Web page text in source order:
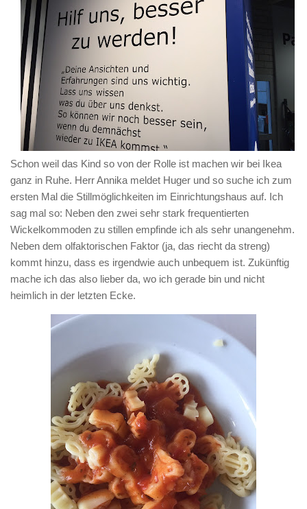
Schon weil das Kind so von der Rolle ist machen wir bei Ikea
ganz in Ruhe. Herr Annika meldet Huger und so suche ich zum
ersten Mal die Stillmöglichkeiten im Einrichtungshaus auf. Ich
sag mal so: Neben den zwei sehr stark frequentierten
Wickelkommoden zu stillen empfinde ich als sehr unangenehm.
Neben dem olfaktorischen Faktor (ja, das riecht da streng)
kommt hinzu, dass es irgendwie auch unbequem ist. Zukünftig
mache ich das also lieber da, wo ich gerade bin und nicht
heimlich in der letzten Ecke.